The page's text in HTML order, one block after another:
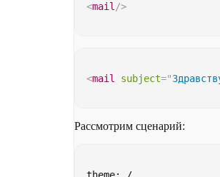
<mail/>
<mail subject="
Рассмотрим сценарий: